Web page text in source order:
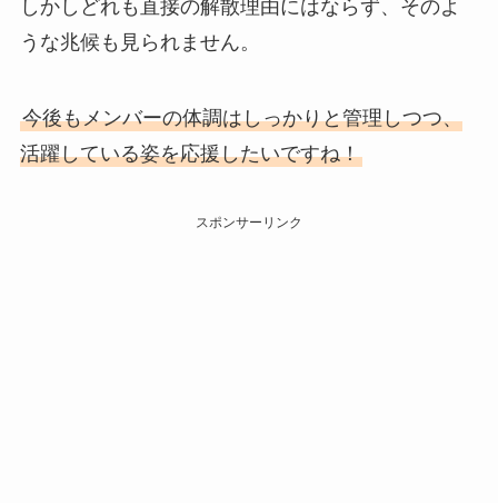
しかしどれも直接の解散理由にはならず、そのよ
うな兆候も見られません。
今後もメンバーの体調はしっかりと管理しつつ、
活躍している姿を応援したいですね！
スポンサーリンク